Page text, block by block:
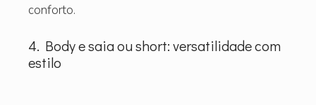
conforto.
4. Body e saia ou short: versatilidade com
estilo